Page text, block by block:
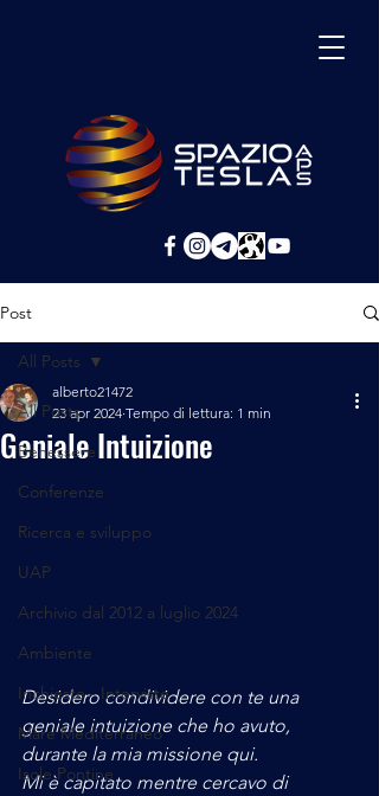
Post
All Posts
Benessere
Conferenze
Ricerca e sviluppo
UAP
Archivio dal 2012 a luglio 2024
Ambiente
Inchieste - Interviste
Mare Mediterraneo
Isole Pontine
All Posts
Geniale Intuizione
alberto21472
23 apr 2024 Tempo di lettura: 1 min
Desidero condividere con te una
geniale intuizione che ho avuto,
durante la mia missione qui.
Mi è capitato mentre cercavo di